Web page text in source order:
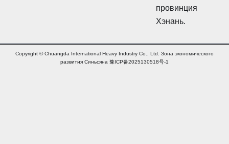
провинция
Хэнань.
Copyright © Chuangda International Heavy Industry Co., Ltd. Зона экономического
развития Синьсяна 豫ICP备2025130518号-1